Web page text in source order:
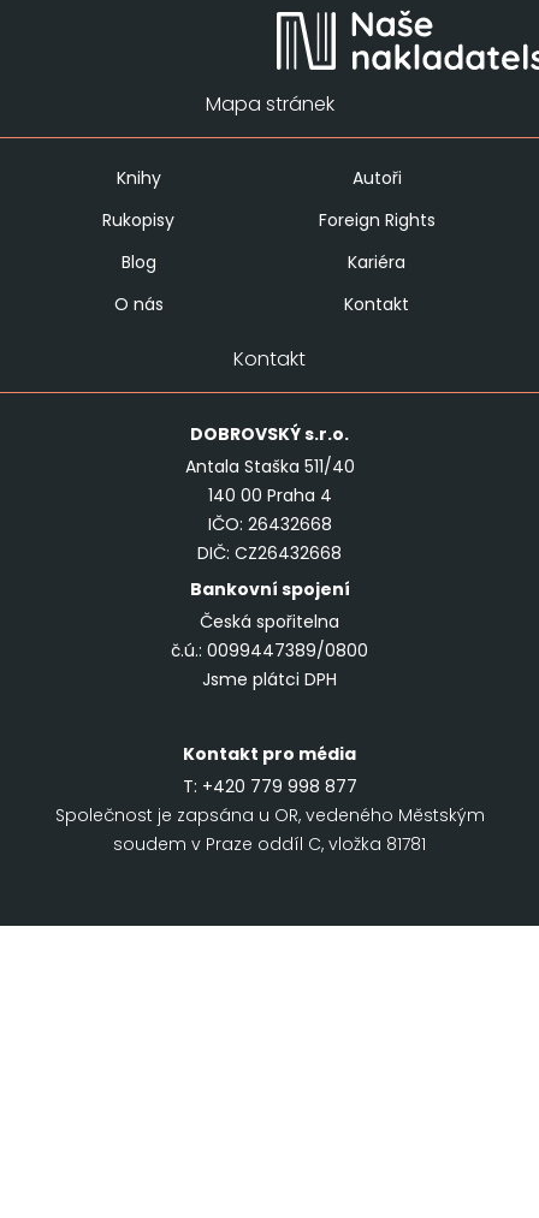
Mapa stránek
Knihy
Autoři
Rukopisy
Foreign Rights
Blog
Kariéra
O nás
Kontakt
Kontakt
DOBROVSKÝs.r.o.
Antala Staška 511/40
140 00 Praha 4
IČO: 26432668
DIČ: CZ26432668
Bankovní spojení
Česká spořitelna
č.ú.: 0099447389/0800
Jsme plátci DPH
Kontakt pro média
T: +420 779 998 877
Společnost je zapsána u OR, vedeného Městským
soudem v Praze oddíl C, vložka 81781